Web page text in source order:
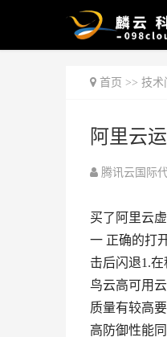
首页 >> 技术
阿里云
腾讯云国际
买了阿里云
一 正确的打
击后闪退1.
鸟云高可用
质量有较高
高防御性能